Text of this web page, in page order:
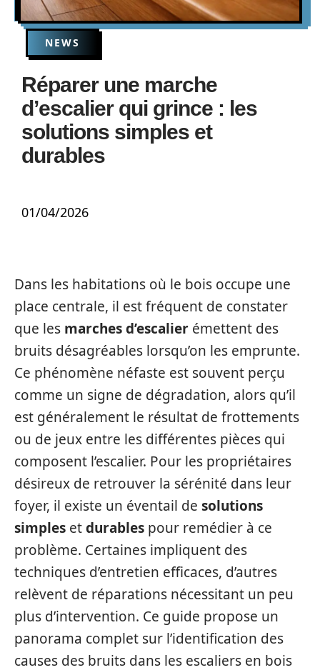
NEWS
Réparer une marche
d’escalier qui grince : les
solutions simples et
durables
01/04/2026
Dans les habitations où le bois occupe une
place centrale, il est fréquent de constater
que les marches d’escalier émettent des
bruits désagréables lorsqu’on les emprunte.
Ce phénomène néfaste est souvent perçu
comme un signe de dégradation, alors qu’il
est généralement le résultat de frottements
ou de jeux entre les différentes pièces qui
composent l’escalier. Pour les propriétaires
désireux de retrouver la sérénité dans leur
foyer, il existe un éventail de solutions
simples etdurables pour remédier à ce
problème. Certaines impliquent des
techniques d’entretien efficaces, d’autres
relèvent de réparations nécessitant un peu
plus d’intervention. Ce guide propose un
panorama complet sur l’identification des
causes des bruits dans les escaliers en bois